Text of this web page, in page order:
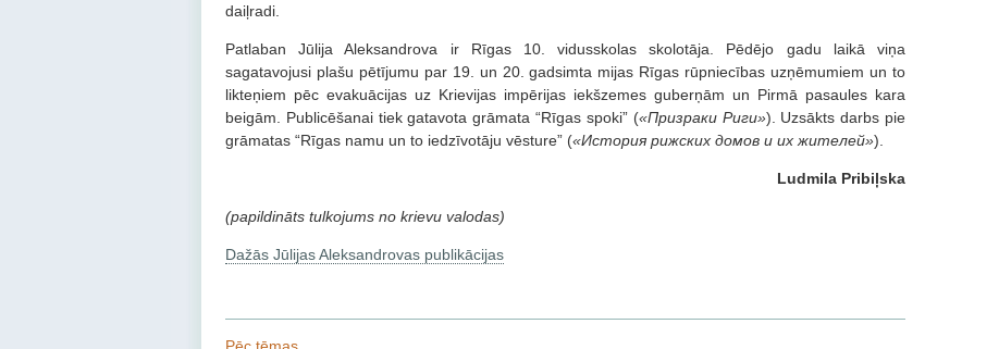
daiļradi.
Patlaban Jūlija Aleksandrova ir Rīgas 10. vidusskolas skolotāja. Pēdējo gadu laikā viņa
sagatavojusi plašu pētījumu par 19. un 20. gadsimta mijas Rīgas rūpniecības uzņēmumiem un to
likteņiem pēc evakuācijas uz Krievijas impērijas iekšzemes guberņām un Pirmā pasaules kara
beigām. Publicēšanai tiek gatavota grāmata “Rīgas spoki” («Призраки Риги»). Uzsākts darbs pie
grāmatas “Rīgas namu un to iedzīvotāju vēsture” («История рижских домов и их жителей»).
Ludmila Pribiļska
(papildināts tulkojums no krievu valodas)
Dažās Jūlijas Aleksandrovas publikācijas
Pēc tēmas